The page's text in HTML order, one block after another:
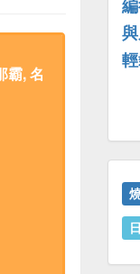
霸, 名